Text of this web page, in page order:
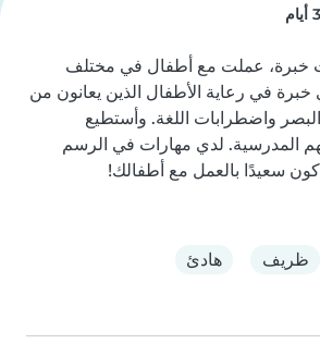
سعيدًا بالعمل مع أطفالك!
ظريف هادئ